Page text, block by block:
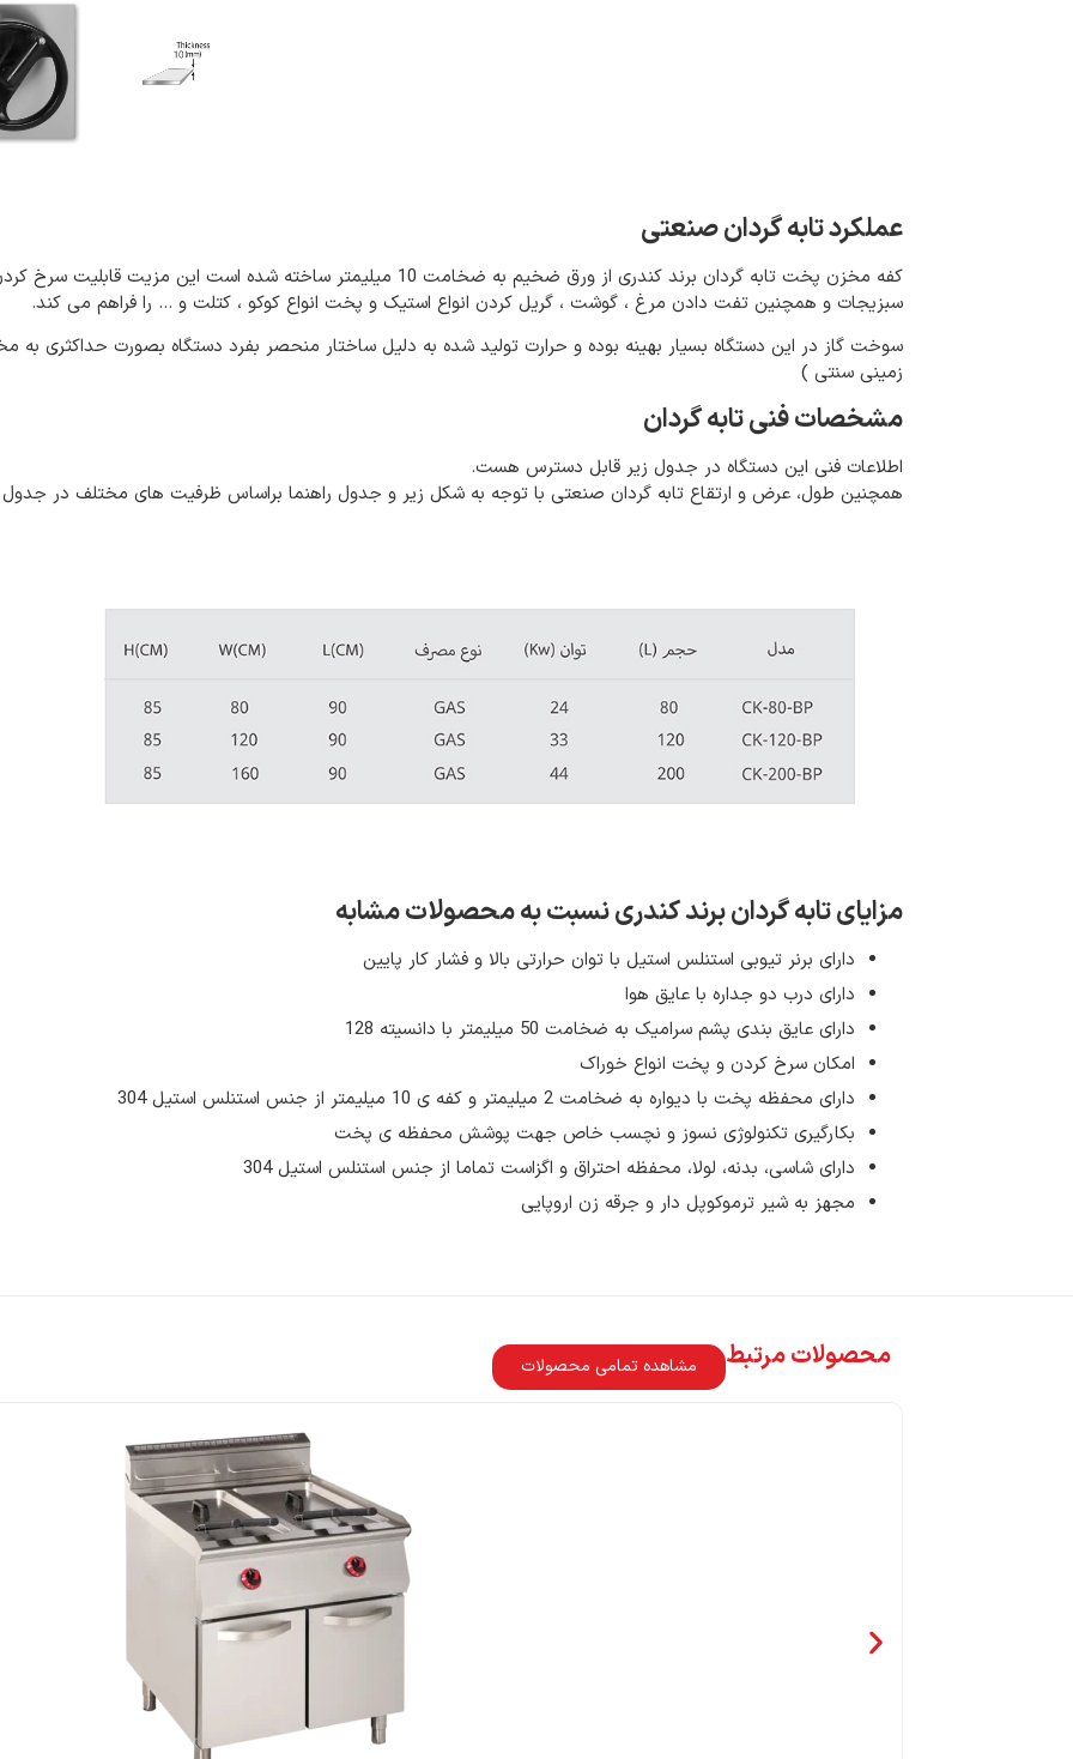
عملکرد تابه گردان صنعتی
کفه مخزن پخت تابه گردان برند کندری از ورق ضخیم به ضخامت 10 میلیمتر ساخته شده
سبزیجات و همچنین تفت دادن مرغ ، گوشت ، گریل کردن انواع استیک و پخت انواع کوکو ، کتلت و … را فراهم می کند.
سوخت گاز در این دستگاه بسیار بهینه بوده و حرارت تولید شده به دلیل ساختار منحصر بفرد دستگاه بصورت حداکثری
زمینی سنتی )
مشخصات فنی تابه گردان
اطلاعات فنی این دستگاه در جدول زیر قابل دسترس هست.
همچنین طول، عرض و ارتقاع تابه گردان صنعتی با توجه به شکل زیر و جدول راهنما براساس ظرفیت های مختلف در
مزایای تابه گردان برند کندری نسبت به محصولات مشابه
دارای برنر تیوبی استنلس استیل با توان حرارتی بالا و فشار کار پایین
دارای درب دو جداره با عایق هوا
دارای عایق بندی پشم سرامیک به ضخامت 50 میلیمتر با دانسیته 128
امکان سرخ کردن و پخت انواع خوراک
دارای محفظه پخت با دیواره به ضخامت 2 میلیمتر و کفه ی 10 میلیمتر از جنس استنلس استیل 304
بکارگیری تکنولوژی نسوز و نچسب خاص جهت پوشش محفظه ی پخت
دارای شاسی، بدنه، لولا، محفظه احتراق و اگزاست تماما از جنس استنلس استیل 304
مجهز به شیر ترموکوپل دار و جرقه زن اروپایی
محصولات مرتبط مشاهده تمامی محصولات